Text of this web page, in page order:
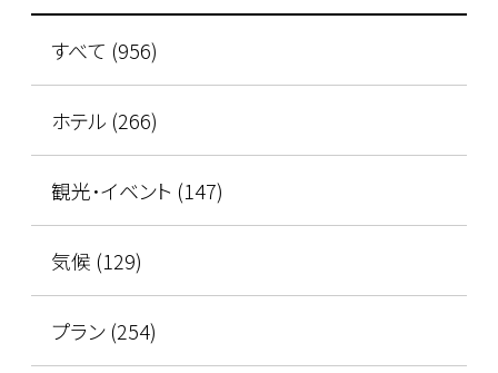
すべて (956)
ホテル (266)
観光･イベント (147)
気候 (129)
プラン (254)